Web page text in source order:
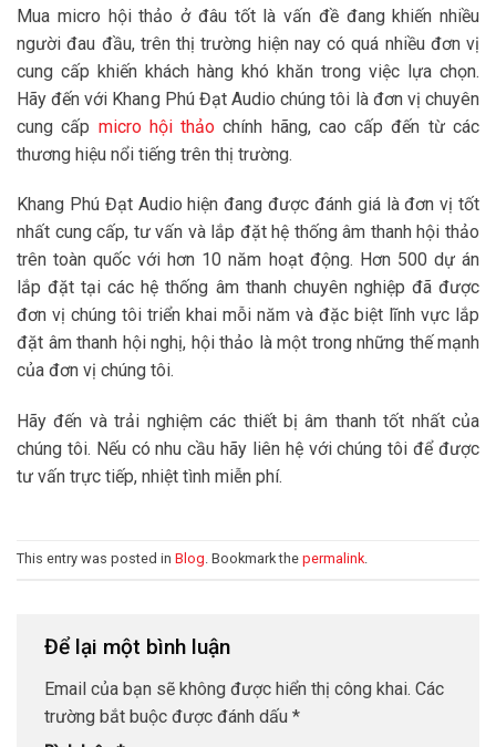
Mua micro hội thảo ở đâu tốt là vấn đề đang khiến nhiều
người đau đầu, trên thị trường hiện nay có quá nhiều đơn vị
cung cấp khiến khách hàng khó khăn trong việc lựa chọn.
Hãy đến với Khang Phú Đạt Audio chúng tôi là đơn vị chuyên
cung cấp micro hội thảo chính hãng, cao cấp đến từ các
thương hiệu nổi tiếng trên thị trường.
Khang Phú Đạt Audio hiện đang được đánh giá là đơn vị tốt
nhất cung cấp, tư vấn và lắp đặt hệ thống âm thanh hội thảo
trên toàn quốc với hơn 10 năm hoạt động. Hơn 500 dự án
lắp đặt tại các hệ thống âm thanh chuyên nghiệp đã được
đơn vị chúng tôi triển khai mỗi năm và đặc biệt lĩnh vực lắp
đặt âm thanh hội nghị, hội thảo là một trong những thế mạnh
của đơn vị chúng tôi.
Hãy đến và trải nghiệm các thiết bị âm thanh tốt nhất của
chúng tôi. Nếu có nhu cầu hãy liên hệ với chúng tôi để được
tư vấn trực tiếp, nhiệt tình miễn phí.
This entry was posted in Blog. Bookmark the permalink.
Để lại một bình luận
Email của bạn sẽ không được hiển thị công khai. Các
trường bắt buộc được đánh dấu *